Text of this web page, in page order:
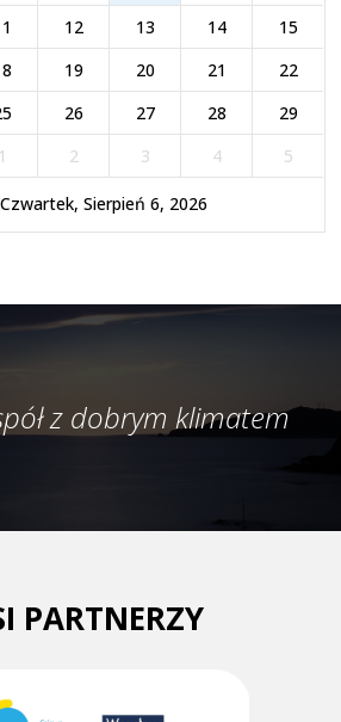
12 13 14
15
19 20 21
22
26 27 28
29
1 2 3 4 5
Sierpień 6, 2026
z dobrym klimatem
PARTNERZY